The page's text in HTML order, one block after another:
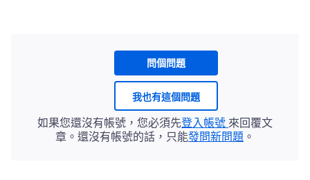
問個問題
我也有這個問題
如果您還沒有帳號，您必須先登入帳號 來回覆文
章。還沒有帳號的話，只能發問新問題 。